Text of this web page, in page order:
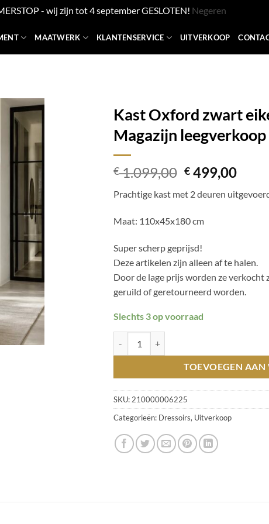
- wij zijn tot 4 september GESLOTEN! Negeren
MAATWERK KLANTENSERVICE UITVERKOOP
Kast Oxford zwart
Magazijn leegverkoop
€1.099,00
was:
€ 1.099,00.
€ 499,00
is:
Prachtige kast met 2 deuren
Maat: 110x45x180 cm
Super scherp geprijsd!
Deze artikelen zijn alleen af te halen.
Door de lage prijs worden ze verkocht
geruild of geretourneerd worden.
Slechts 3 op voorraad
TOEVOEGEN
SKU:210000006225
Categorieën: Dressoirs, Uitverkoop